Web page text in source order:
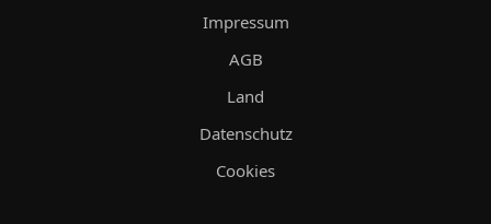
Impressum
AGB
Land
Datenschutz
Cookies